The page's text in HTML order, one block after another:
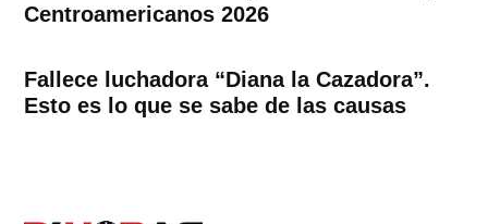
Centroamericanos 2026
Fallece luchadora “Diana la Cazadora”.
Esto es lo que se sabe de las causas